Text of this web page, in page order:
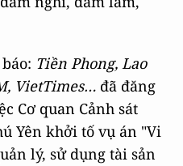
Tiền Phong, Lao
VietTimes… đã đăng
Cơ quan Cảnh sát
Yên khởi tố vụ án "Vi
lý, sử dụng tài sản